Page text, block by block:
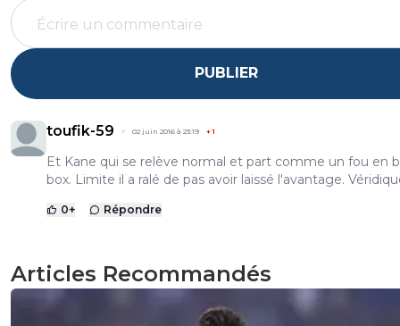
PUBLIER
toufik-59 02 juin 2016 à 23:19 +1
Et Kane qui se relève normal et part comme un fou en
box. Limite il a ralé de pas avoir laissé l'avantage.
0+ Répondre
Articles Recommandés